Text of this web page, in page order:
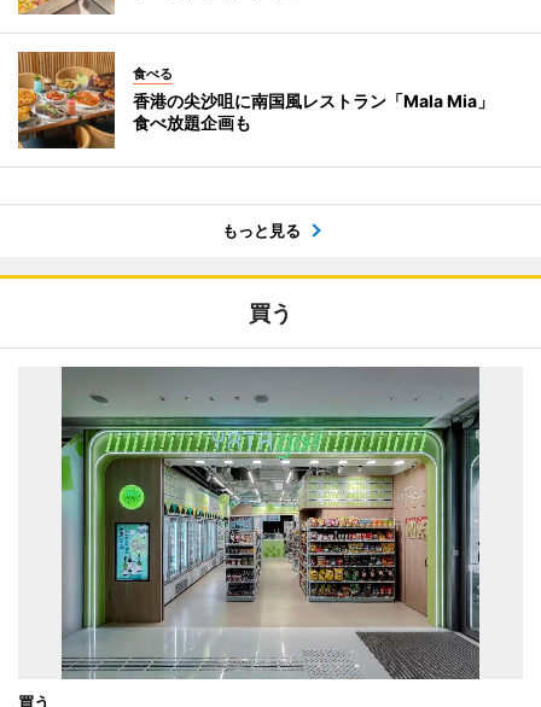
食べる
香港の尖沙咀に南国風レストラン「Mala Mia」
食べ放題企画も
もっと見る
買う
買う